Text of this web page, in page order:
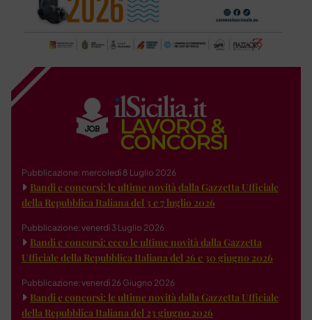
Pubblicazione: mercoledì 8 Luglio 2026
Bandi e concorsi: le ultime novità dalla Gazzetta Ufficiale
della Repubblica Italiana del 3 e 7 luglio 2026
Pubblicazione: venerdì 3 Luglio 2026
Bandi e concorsi: ecco le ultime novità dalla Gazzetta
Ufficiale della Repubblica Italiana del 26 e 30 giugno 2026
Pubblicazione: venerdì 26 Giugno 2026
Bandi e concorsi: le ultime novità dalla Gazzetta Ufficiale
della Repubblica Italiana del 23 giugno 2026